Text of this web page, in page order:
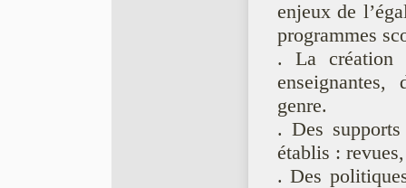
enjeux de
programmes
. La création
genre.
. Des
établis :
. Des